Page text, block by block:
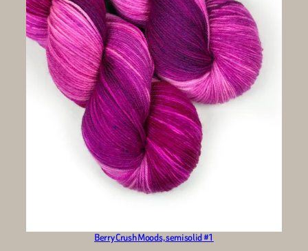
Berry Crush Moods, semisolid #1